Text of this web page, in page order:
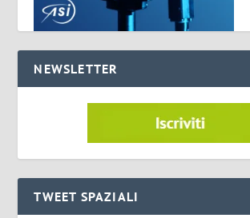
NEWSLETTER
TWEET SPAZIALI